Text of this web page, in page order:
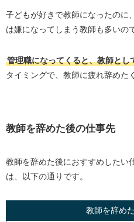
子どもが好きで教師になったのに
は嫌になってしまう教師も多いの
管理職になってくると、教師とし
タイミングで、教師に疲れ辞めた
教師を辞めた後の仕事先
教師を辞めた後におすすめしたい
は、以下の通りです。
教師を辞め